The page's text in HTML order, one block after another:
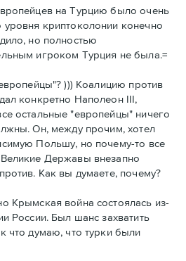
на Турцию было очень
криптоколонии конечно
но полностью
игроком Турция не была.=
))) Коалицию против
конкретно Наполеон III,
остальные "европейцы" ничего
Он, между прочим, хотел
Польшу, но почему-то все
Державы внезапно
Как вы думаете, почему?
Крымская война состоялась из-
России. Был шанс захватить
что думаю, что турки были